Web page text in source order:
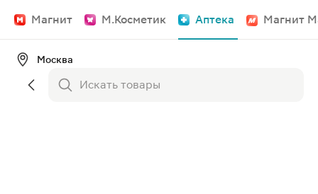
Магнит М.Косметик Аптека Магнит
Москва